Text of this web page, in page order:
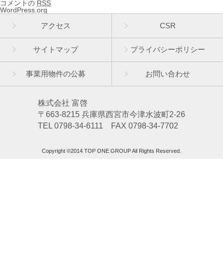
コメントの RSS
WordPress.org
アクセス
CSR
サイトマップ プライバシーポリシー
株式会社 富啓
〒663-8215 兵庫県西宮市今津水波町2-26
TEL 0798-34-6111 FAX 0798-34-7702
事業用物件の公募 お問い合わせ
Copyright ©2014 TOP ONE GROUP All Rights Reserved.